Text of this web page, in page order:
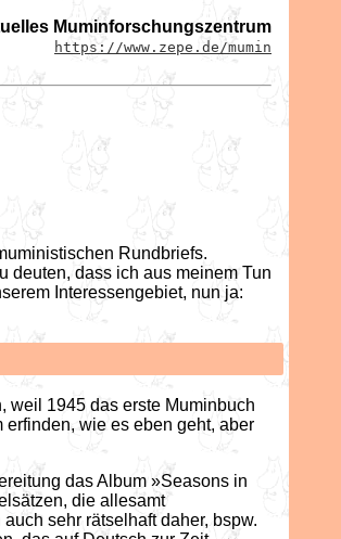
Muminforschungszentrum
https://www.zepe.de/mumin
Rundbriefs.
deuten, dass ich aus meinem Tun
Interessengebiet, nun ja:
weil 1945 das erste Muminbuch
wie es eben geht, aber
das Album »Seasons in
die allesamt
sehr rätselhaft daher, bspw.